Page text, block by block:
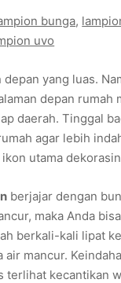
bunga,
uvo
yang luas.
depan rumah
daerah. Tinggal
agar lebih
utama
berjajar dengan
maka Anda
berkali-kali lipat
air mancur.
kecantikan